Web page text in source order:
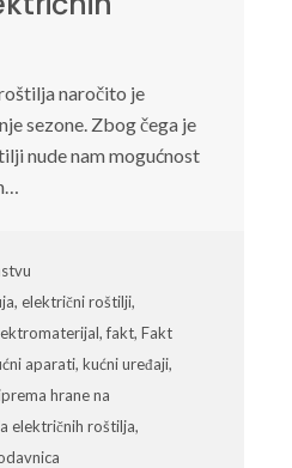
naročito je
sezone. Zbog čega je
nude nam mogućnost
, električni roštilji,
,fakt, Fakt
aparati, kućni uređaji,
hrane na
električnih roštilja,